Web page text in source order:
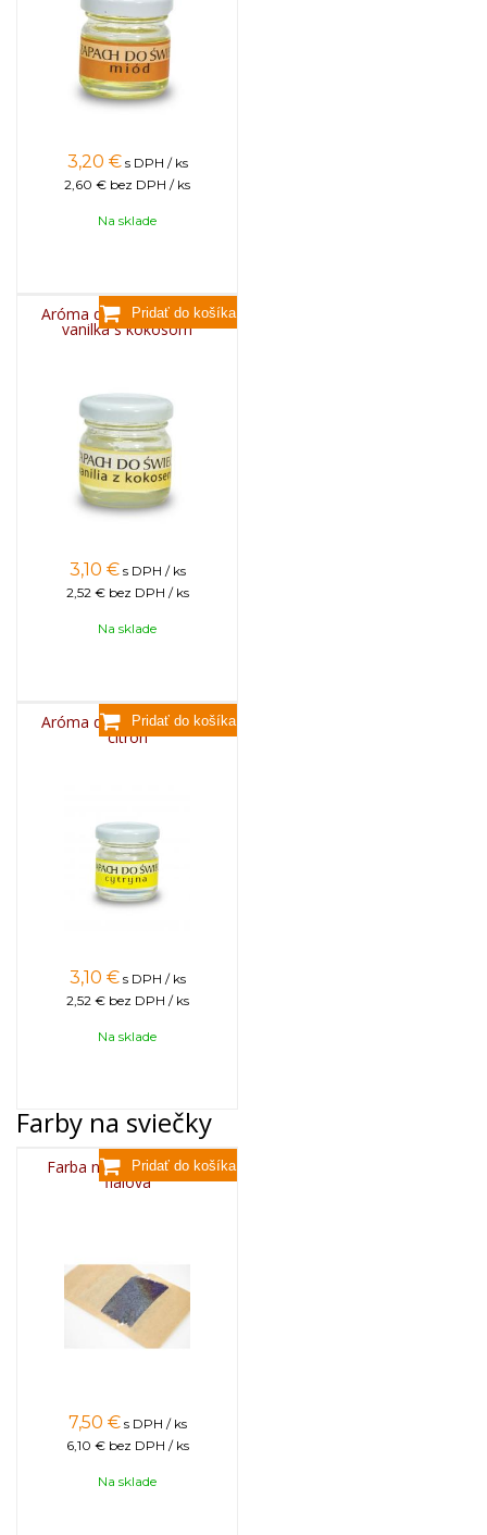
3,20 € s DPH / ks
2,60 € bez DPH / ks
Na sklade
Aróma do sviečok, 25g -
vanilka s kokosom
3,10 € s DPH / ks
2,52 € bez DPH / ks
Na sklade
Aróma do sviečok, 25g -
citrón
3,10 € s DPH / ks
2,52 € bez DPH / ks
Na sklade
Farby na sviečky
Farba na sviečky, 25g -
fialová
7,50 € s DPH / ks
6,10 € bez DPH / ks
Na sklade